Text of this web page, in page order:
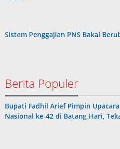
Sistem Penggajian PNS Bakal
Berita Populer
Bupati Fadhil Arief Pimpin
Nasional ke-42 di Batang Hari,